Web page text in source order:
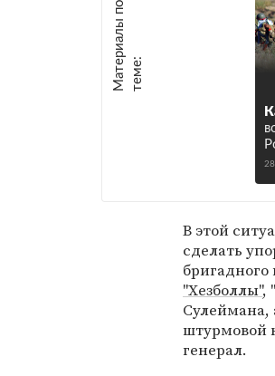
М
а
т е
р
и
а
л
ы
п
о
т
е
м
е :
В этой
сделать
"Хезболлы",
штурмовой
генерал.